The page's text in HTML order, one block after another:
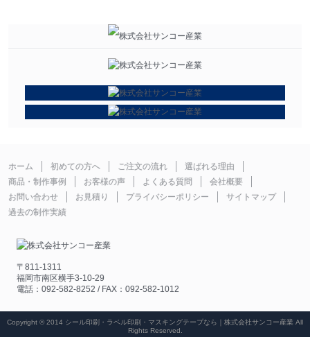
ホーム 初めての方へ ご注文の流れ
選ばれる理由
商品・制作事例
お客様の声 よくある質問
会社概要
お問い合わせ
お見積り プライバシーポリシー
サイトマップ
過去の制作実績
〒811-1311
福岡市南区横手3-10-29
電話：092-582-8252 / FAX：092-582-1012
Copyright © 2014 シール印刷・ラベル印刷・マスキングテープなら｜株式会社サンコー産業 All
Rights Reserved.